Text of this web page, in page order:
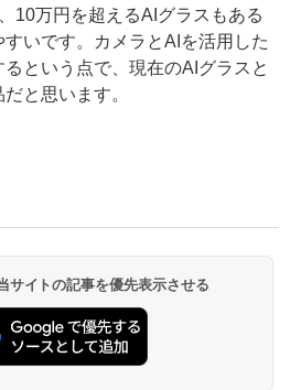
10万円を超えるAIグラスもある
いです。カメラとAIを活用した
という点で、現在のAIグラスと
と思います。
サイトの記事を優先表示させる